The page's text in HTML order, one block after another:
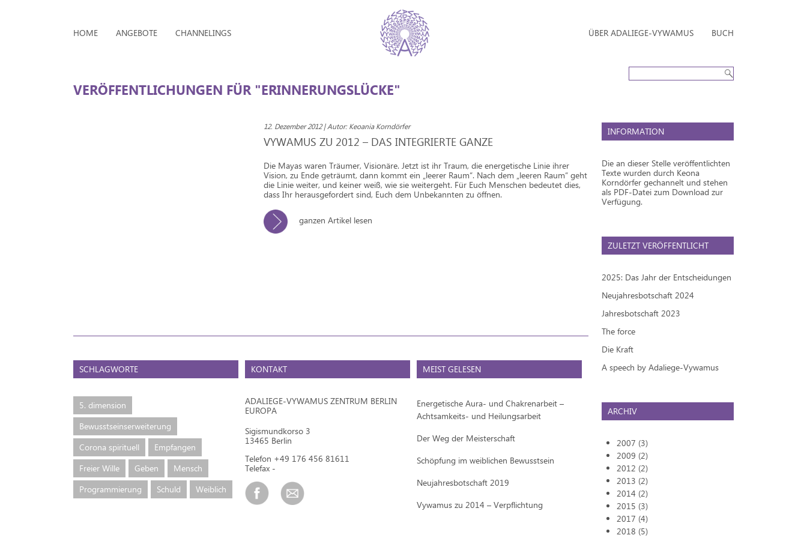
HOME ANGEBOTE CHANNELINGS ÜBER ADALIEGE-VYWAMUS BUCH
VERÖFFENTLICHUNGEN FÜR "ERINNERUNGSLÜCKE"
12. Dezember 2012 | Autor: Keoania Korndörfer
VYWAMUS ZU 2012 – DAS INTEGRIERTE GANZE
Die Mayas waren Träumer, Visionäre. Jetzt ist ihr Traum, die energetische Linie ihrer
Vision, zu Ende geträumt, dann kommt ein „leerer Raum“. Nach dem „leeren Raum“ geht
die Linie weiter, und keiner weiß, wie sie weitergeht. Für Euch Menschen bedeutet dies,
dass Ihr herausgefordert sind, Euch dem Unbekannten zu öffnen.
ganzen Artikel lesen
SCHLAGWORTE
5. dimension
Bewusstseinserweiterung
Corona spirituell
Empfangen
Freier Wille
Geben
Mensch
Programmierung
Schuld Weiblich
KONTAKT
ADALIEGE-VYWAMUS ZENTRUM BERLIN
EUROPA
Sigismundkorso 3
13465 Berlin
Telefon +49 176 456 81611
Telefax -
MEIST GELESEN
Energetische Aura- und Chakrenarbeit –
Achtsamkeits- und Heilungsarbeit
Der Weg der Meisterschaft
Schöpfung im weiblichen Bewusstsein
Neujahresbotschaft 2019
Vywamus zu 2014 – Verpflichtung
INFORMATION
Die an dieser Stelle veröffentlichten
Texte wurden durch Keona
Korndörfer gechannelt und stehen
als PDF-Datei zum Download zur
Verfügung.
ZULETZT VERÖFFENTLICHT
2025: Das Jahr der Entscheidungen
Neujahresbotschaft 2024
Jahresbotschaft 2023
The force
Die Kraft
A speech by Adaliege-Vywamus
ARCHIV
2007 (3)
2009 (2)
2012 (2)
2013 (2)
2014 (2)
2015 (3)
2017 (4)
2018 (5)